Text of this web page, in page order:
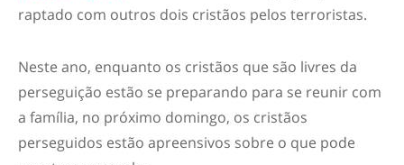
raptado com outros dois cristãos pelos terroristas.
Neste ano, enquanto os cristãos que são livres da
perseguição estão se preparando para se reunir com
a família, no próximo domingo, os cristãos
perseguidos estão apreensivos sobre o que pode